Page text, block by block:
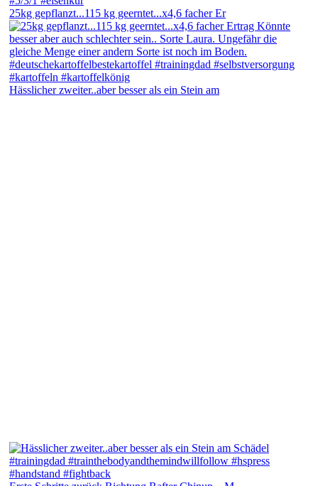
25kg gepflanzt...115 kg geerntet...x4,6 facher Er
Hässlicher zweiter..aber besser als ein Stein am